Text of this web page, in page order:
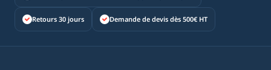
Retours 30 jours Demande de devis dès 500€ HT